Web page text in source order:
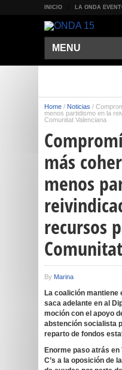
INICIO LA ONDA
MENU
Home / Noticias /
menos partidismo en la
Comunitat Valenciana
más
menos
recursos
By Marina
La coalición mantiene
saca adelante en al
moción con el apoyo
abstención socialista
reparto de fondos
Enorme paso atrás
C’s a la oposición de